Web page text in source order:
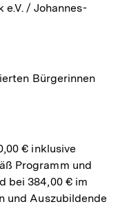
/ Johannes-
Bürgerinnen
€ inklusive
Programm und
bei 384,00 € im
und Auszubildende